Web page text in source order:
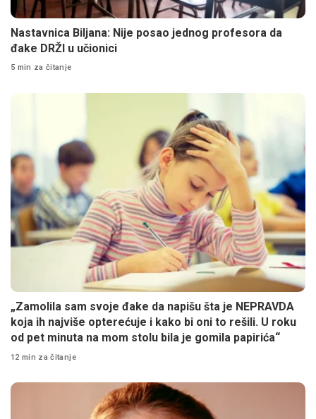
Nastavnica Biljana: Nije posao jednog profesora da
đake DRŽI u učionici
5 min za čitanje
„Zamolila sam svoje đake da napišu šta je NEPRAVDA
koja ih najviše opterećuje i kako bi oni to rešili. U roku
od pet minuta na mom stolu bila je gomila papirića“
12 min za čitanje